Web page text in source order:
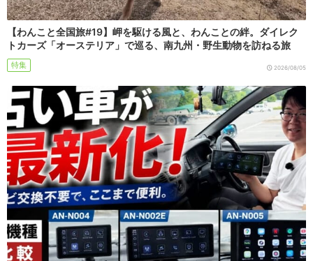
【わんこと全国旅#19】岬を駆ける風と、わんことの絆。ダイレク
トカーズ「オーステリア」で巡る、南九州・野生動物を訪ねる旅
特集 2026/08/05